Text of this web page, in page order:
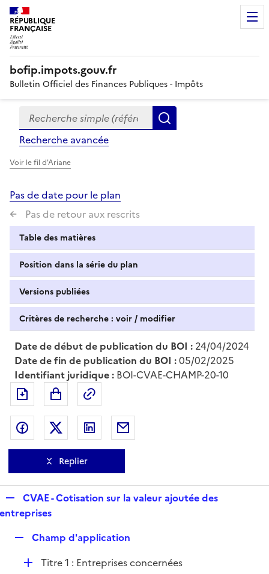
RÉPUBLIQUE
FRANÇAISE
bofip.impots.gouv.fr
Bulletin Officiel des Finances Publiques - Impôts
Formulaire
de
recherche
Recherche simple (références, mots clés, partie du
Recherche avancée
Voir le fil d'Ariane
Pas de date pour le plan
Pas de retour aux rescrits
Table des matières
Position dans la série du plan
Versions publiées
Critères de recherche : voir / modifier
Date de début de publication du BOI : 24/04/2024
Date de fin de publication du BOI :05/02/2025
Identifiant juridique : BOI-CVAE-CHAMP-20-10
Exporter le document au format pdf
Partager sur Facebook
Partager sur Twitter
Partager sur LinkedIn
Replier
e
l
CVAE - Cotisation sur la valeur ajoutée des
entreprises
p
Champ d'application
DTitre 1 : Entreprises concernées